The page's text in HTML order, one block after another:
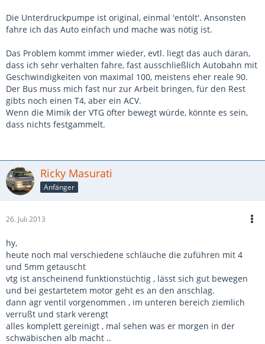
Drehzahlen und niedrigen Motortemperaturen?
Die Unterdruckpumpe ist original, einmal 'entölt'. Ansonsten
fahre ich das Auto einfach und mache was nötig ist.
Das Problem kommt immer wieder, evtl. liegt das auch daran,
dass ich sehr verhalten fahre, fast ausschließlich Autobahn mit
Geschwindigkeiten von maximal 100, meistens eher reale 90.
Der Bus muss mich fast nur zur Arbeit bringen, für den Rest
gibts noch einen T4, aber ein ACV.
Wenn die Mimik der VTG öfter bewegt würde, könnte es sein,
dass nichts festgammelt.
Ricky Masurati
Anfänger
26. Juli 2013
hy,
heute noch mal verschiedene schläuche die zuführen mit 4
und 5mm getauscht
vtg ist anscheinend funktionstüchtig , lässt sich gut bewegen
und bei gestartetem motor geht es an den anschlag.
dann agr ventil vorgenommen , im unteren bereich ziemlich
verrußt und stark verengt
alles komplett gereinigt , mal sehen was er morgen in der
schwäbischen alb macht ..